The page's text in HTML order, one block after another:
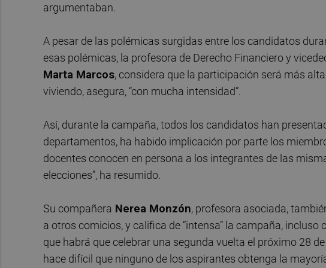
argumentaban.
A pesar de las polémicas surgidas entre los candidatos
esas polémicas, la profesora de Derecho Financiero y
Marta Marcos, considera que la participación será más
viviendo, asegura, “con mucha intensidad”.
Así, durante la campaña, todos los candidatos han
departamentos, ha habido implicación por parte los
docentes conocen en persona a los integrantes de las
elecciones”, ha resumido.
Su compañera Nerea Monzón, profesora asociada,
a otros comicios, y califica de “intensa” la campaña, incluso
que habrá que celebrar una segunda vuelta el próximo 28
hace difícil que ninguno de los aspirantes obtenga la